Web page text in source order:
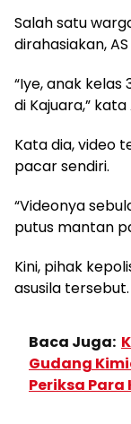
Salah satu
dirahasiakan,
“Iye, anak
di Kajuara,” kata
Kata dia, video
pacar sendiri.
“Videonya
putus mantan
Kini, pihak
asusila tersebut.
Baca Juga:
Gudang
Periksa